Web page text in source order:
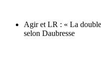
Agir et LR : « La double
selon Daubresse